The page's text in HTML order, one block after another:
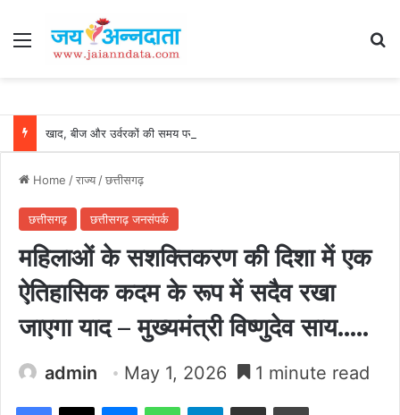
Menu
Home /राज्य/छत्तीसगढ़
छत्तीसगढ़ छत्तीसगढ़ जनसंपर्क
महिलाओं के सशक्तिकरण की दिशा में एक
ऐतिहासिक कदम के रूप में सदैव रखा
जाएगा याद – मुख्यमंत्री विष्णुदेव साय…..
admin May 1, 2026 1 minute read
Facebook
X MessengerWhatsAppTelegramShare via Email Print